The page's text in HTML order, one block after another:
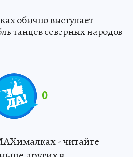
обычно выступает
танцев северных народов
0
- читайте